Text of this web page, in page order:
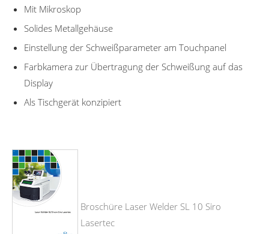
Mit Mikroskop
Solides Metallgehäuse
Einstellung der Schweißparameter am Touchpanel
Farbkamera zur Übertragung der Schweißung auf das
Display
Als Tischgerät konzipiert
Broschüre Laser Welder SL 10 Siro
Lasertec